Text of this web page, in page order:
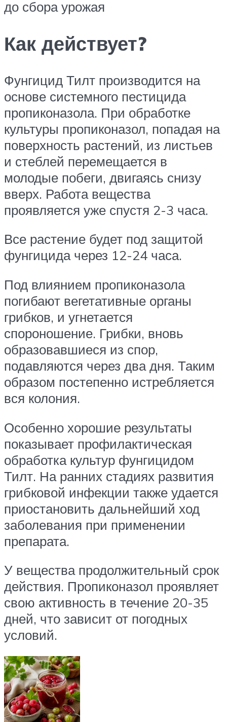
до сбора урожая
Как действует?
Фунгицид Тилт производится на
основе системного пестицида
пропиконазола. При обработке
культуры пропиконазол, попадая на
поверхность растений, из листьев
и стеблей перемещается в
молодые побеги, двигаясь снизу
вверх. Работа вещества
проявляется уже спустя 2-3 часа.
Все растение будет под защитой
фунгицида через 12-24 часа.
Под влиянием пропиконазола
погибают вегетативные органы
грибков, и угнетается
спороношение. Грибки, вновь
образовавшиеся из спор,
подавляются через два дня. Таким
образом постепенно истребляется
вся колония.
Особенно хорошие результаты
показывает профилактическая
обработка культур фунгицидом
Тилт. На ранних стадиях развития
грибковой инфекции также удается
приостановить дальнейший ход
заболевания при применении
препарата.
У вещества продолжительный срок
действия. Пропиконазол проявляет
свою активность в течение 20-35
дней, что зависит от погодных
условий.